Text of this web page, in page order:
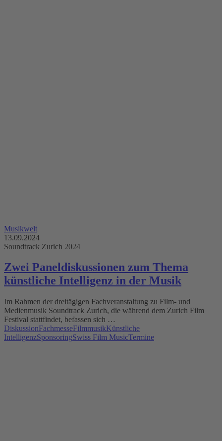
Musikwelt
13.09.2024
Soundtrack Zurich 2024
Zwei Paneldiskussionen zum Thema
künstliche Intelligenz in der Musik
Im Rahmen der dreitägigen Fachveranstaltung zu Film- und
Medienmusik Soundtrack Zurich, die während dem Zurich Film
Festival stattfindet, befassen sich …
DiskussionFachmesseFilmmusikKünstliche
IntelligenzSponsoringSwiss Film MusicTermine